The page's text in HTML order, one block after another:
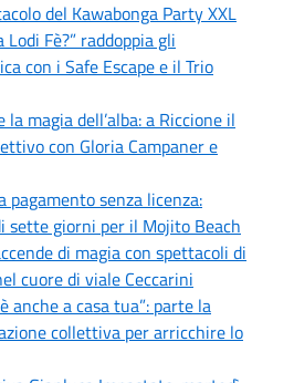
del Kawabonga Party XXL
Fè?” raddoppia gli
con i Safe Escape e il Trio
magia dell’alba: a Riccione il
con Gloria Campaner e
pagamento senza licenza:
sette giorni per il Mojito Beach
di magia con spettacoli di
cuore di viale Ceccarini
anche a casa tua”: parte la
collettiva per arricchire lo